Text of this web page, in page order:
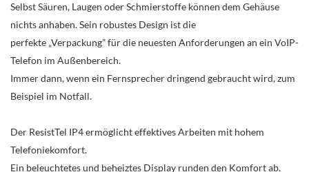
Selbst Säuren, Laugen oder Schmierstoffe können dem Gehäuse
nichts anhaben. Sein robustes Design ist die
perfekte „Verpackung” für die neuesten Anforderungen an ein VoIP-
Telefon im Außenbereich.
Immer dann, wenn ein Fernsprecher dringend gebraucht wird, zum
Beispiel im Notfall.
Der ResistTel IP4 ermöglicht effektives Arbeiten mit hohem
Telefoniekomfort.
Ein beleuchtetes und beheiztes Display runden den Komfort ab.